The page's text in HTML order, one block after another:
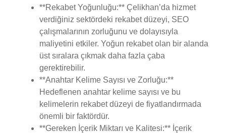
**Rekabet Yoğunluğu:** Çelikhan’da hizmet
verdiğiniz sektördeki rekabet düzeyi, SEO
çalışmalarının zorluğunu ve dolayısıyla
maliyetini etkiler. Yoğun rekabet olan bir alanda
üst sıralara çıkmak daha fazla çaba
gerektirebilir.
**Anahtar Kelime Sayısı ve Zorluğu:**
Hedeflenen anahtar kelime sayısı ve bu
kelimelerin rekabet düzeyi de fiyatlandırmada
önemli bir faktördür.
**Gereken İçerik Miktarı ve Kalitesi:** İçerik